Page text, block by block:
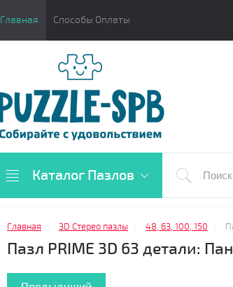
Главная Способы Оплаты
Каталог Пазлов
Главная 3D Стерео пазлы 48, 63, 100, 150
Пазл PRIME 3D 63 детали: